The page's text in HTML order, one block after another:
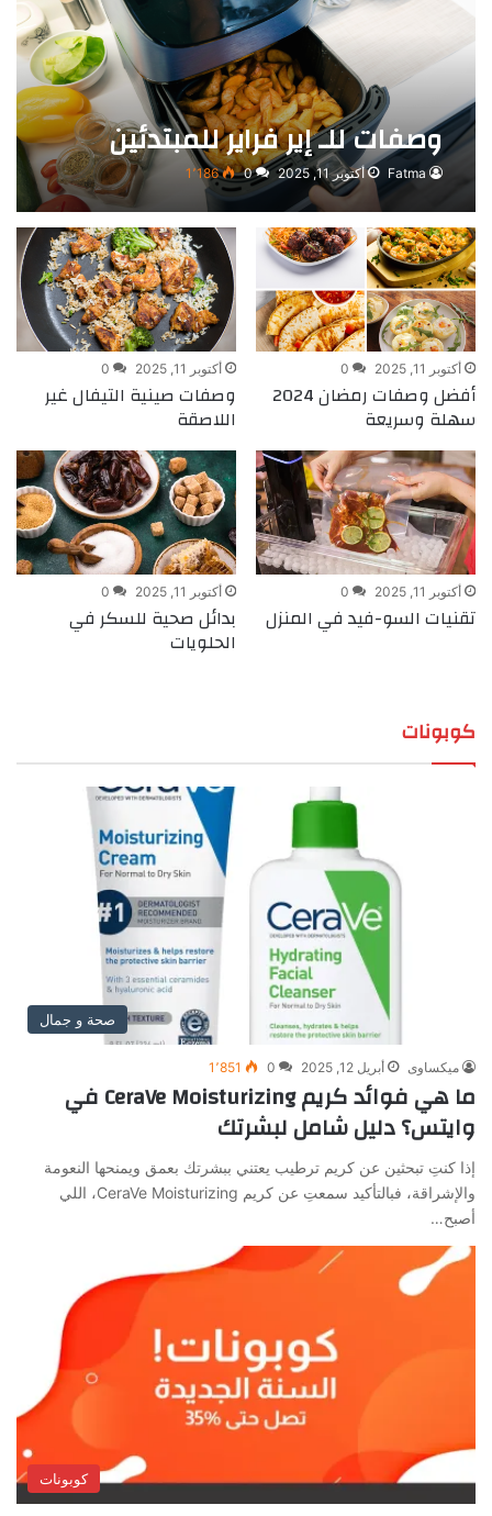
وصفات للـ إير فراير للمبتدئين
Fatma أكتوبر 11, 2025 0 1٬186
أكتوبر 11, 2025 0
أفضل وصفات رمضان 2024
سهلة وسريعة
أكتوبر 11, 2025 0
وصفات صينية التيفال غير
اللاصقة
أكتوبر 11, 2025 0
تقنيات السو-فيد في المنزل
أكتوبر 11, 2025 0
بدائل صحية للسكر في
الحلويات
كوبونات
صحة و جمال
ميكساوى أبريل 12, 2025 0 1٬851
ما هي فوائد كريم CeraVe Moisturizing في
وايتس؟ دليل شامل لبشرتك
إذا كنتِ تبحثين عن كريم ترطيب يعتني ببشرتك بعمق ويمنحها النعومة
والإشراقة، فبالتأكيد سمعتِ عن كريم CeraVe Moisturizing، اللي
أصبح…
كوبونات